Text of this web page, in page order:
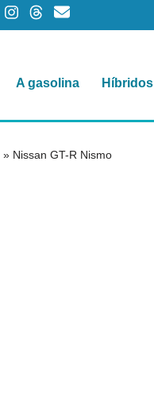
A gasolina Híbridos
» Nissan GT-R Nismo